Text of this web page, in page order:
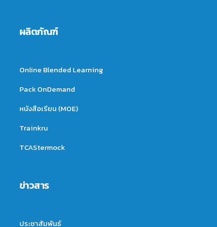
ผลิตภัณฑ์
Online Blended Learning
Pack OnDemand
หนังสือเรียน (MOE)
Trainkru
TCAStermock
ข่าวสาร
ประชาสัมพันธ์